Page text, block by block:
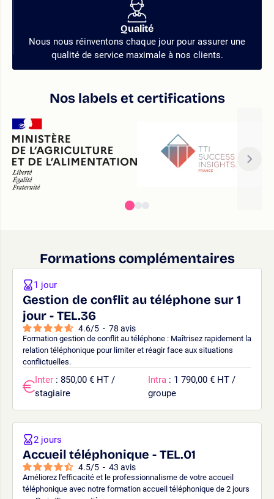
Qualité
Nous nous réinventons chaque jour pour assurer une
qualité de service maximale à nos clients.
Nos labels et certifications
Formations complémentaires
Gestion de conflit au téléphone sur 1
jour - TEL.36
4.6/5 - 78 avis
Formation gestion de conflit au téléphone : Maîtrisez rapidement la
relation téléphonique pour limiter et réagir face aux situations
conflictuelles.
1 jour
Inter : 850,00 € HT /
stagiaire
Intra : 1 790,00 € HT /
groupe
Accueil téléphonique - TEL.01
4.5/5 - 43 avis
Améliorez l'efficacité et le professionnalisme de votre accueil
téléphonique avec notre formation accueil téléphonique de 2 jours
2 jours